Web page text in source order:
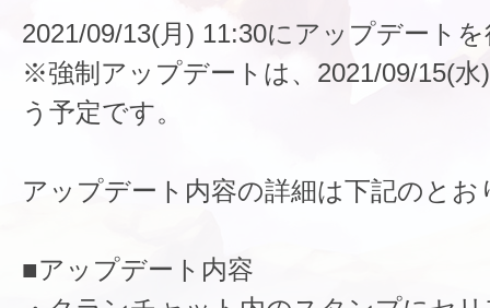
2021/09/13(月) 11:30にアップデート
※強制アップデートは、2021/09/15(水
う予定です。
アップデート内容の詳細は下記のとお
■アップデート内容